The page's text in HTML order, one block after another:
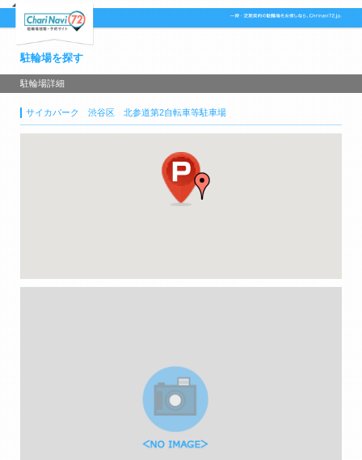
駐輪場を探す
駐輪場詳細
サイカパーク 渋谷区 北参道第2自転車等駐車場